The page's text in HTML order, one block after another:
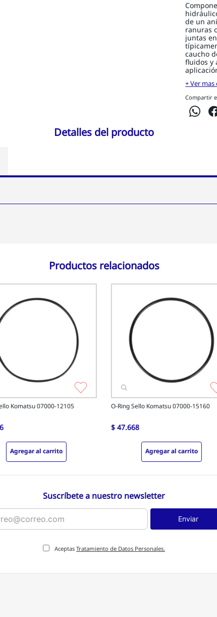
de un
ranuras
juntas
caucho
fluidos y
+ Ver
Compartir
Detalles del producto
Productos relacionados
Komatsu 07000-12105
Agregar al carrito
O-Ring Sello Komatsu 07000-15160
$ 47.668
Agregar al carrito
Suscríbete a nuestro newsletter
Enviar
Aceptas Tratamiento de Datos Personales.